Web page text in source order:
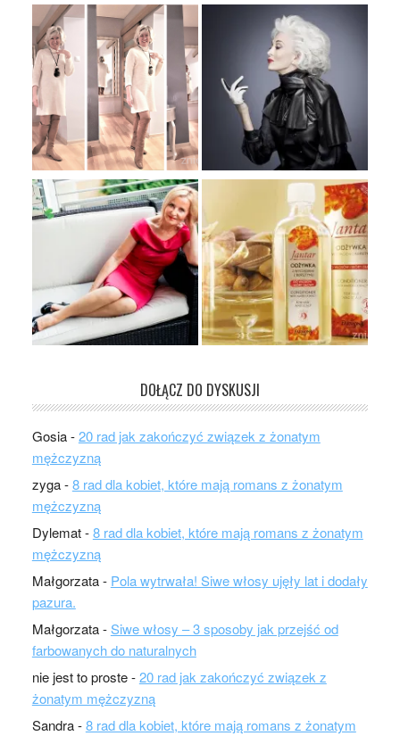
DOŁĄCZ DO DYSKUSJI
Gosia-20 rad jak zakończyć związek z żonatym
mężczyzną
zyga-8 rad dla kobiet, które mają romans z żonatym
mężczyzną
Dylemat-8 rad dla kobiet, które mają romans z żonatym
mężczyzną
Małgorzata- Pola wytrwała! Siwe włosy ujęły lat i dodały
pazura.
Małgorzata-Siwe włosy – 3 sposoby jak przejść od
farbowanych do naturalnych
nie jest to proste-20 rad jak zakończyć związek z
żonatym mężczyzną
Sandra-8 rad dla kobiet, które mają romans z żonatym